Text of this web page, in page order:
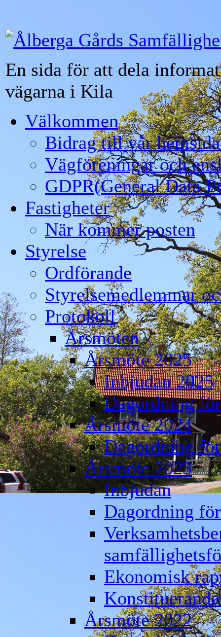
Ålberga Gårds
En sida för att dela
vägarna i Kila
Välkommen
Bidrag till vår hemsida
Vägföreningar och
GDPR(General Data
Fastigheter
När kommer posten
Styrelse
Ordförande
Styrelsemedlemmar
Protokoll
Årsmöten
Årsmöte 2025
Inbjudan 2025
Dagordning
Årsmöte 2024
Dagordning
Årsmöte 2023
Inbjudan
Dagordning
Ekonomisk
Årsmöte 2022